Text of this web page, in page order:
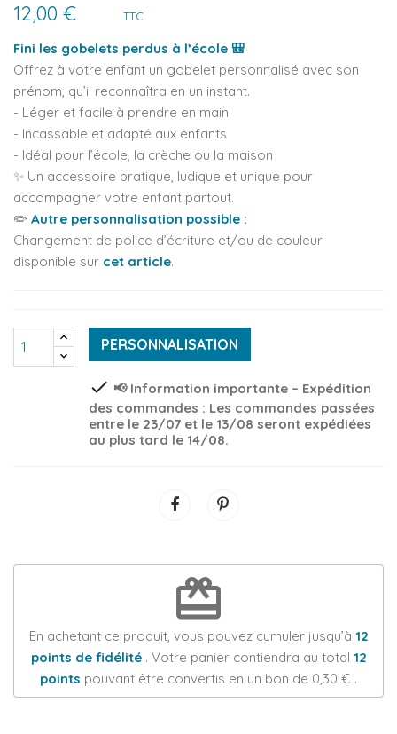
12,00 €
TTC
Fini les gobelets perdus à l’école 🎒
Offrez à votre enfant un gobelet personnalisé avec son
prénom, qu’il reconnaîtra en un instant.
- Léger et facile à prendre en main
- Incassable et adapté aux enfants
- Idéal pour l’école, la crèche ou la maison
✨ Un accessoire pratique, ludique et unique pour
accompagner votre enfant partout.
✏️ Autre personnalisation possible :
Changement de police d’écriture et/ou de couleur
disponible sur cet article.
PERSONNALISATION
check 📢 Information importante – Expédition
des commandes : Les commandes passées
entre le 23/07 et le 13/08 seront expédiées
au plus tard le 14/08.
redeem
En achetant ce produit, vous pouvez cumuler jusqu’à 12
points de fidélité. Votre panier contiendra au total 12
points pouvant être convertis en un bon de 0,30 € .